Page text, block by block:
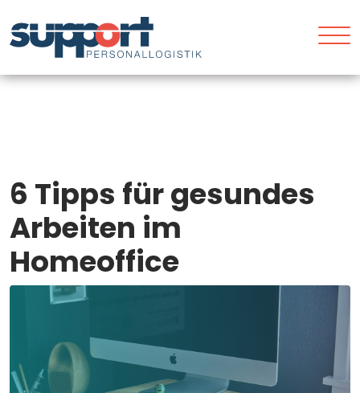
6 Tipps für gesundes
Arbeiten im
Homeoffice